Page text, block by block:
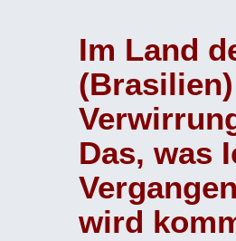
Im Land
Das, was
wird